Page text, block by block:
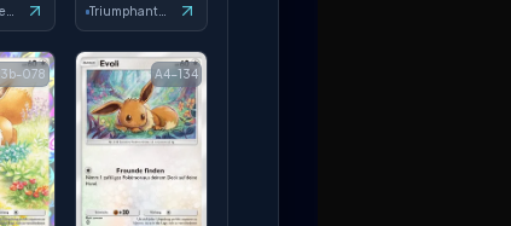
Triumphant Light
078 A4-134